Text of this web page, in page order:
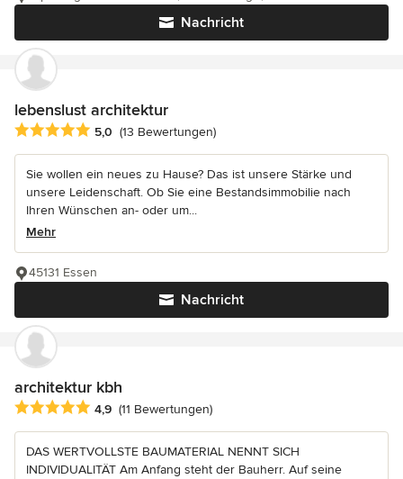
Nachricht
lebenslust architektur
Durchschnittliche Bewertung: 5 von 5 Sternen
5,0 (13 Bewertungen)
Sie wollen ein neues zu Hause? Das ist unsere Stärke und
unsere Leidenschaft. Ob Sie eine Bestandsimmobilie nach
Ihren Wünschen an- oder um...
Mehr
Nachricht
45131 Essen
architektur kbh
Durchschnittliche Bewertung: 4.9 von 5 Sternen
4,9 (11 Bewertungen)
DAS WERTVOLLSTE BAUMATERIAL NENNT SICH
INDIVIDUALITÄT Am Anfang steht der Bauherr. Auf seine